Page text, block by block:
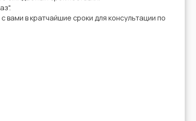
в кратчайшие сроки для консультации по